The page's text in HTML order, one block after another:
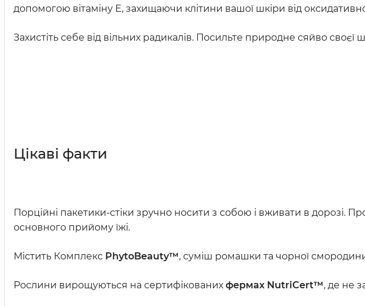
допомогою вітаміну E, захищаючи клітини вашої шкіри від
Захистіть себе від вільних радикалів. Посильте природне сяйво
Цікаві факти
Порційні пакетики-стіки зручно носити з собою і вживати в дорозі.
основного прийому їжі.
Містить Комплекс PhytoBeauty™, суміш ромашки та чорної
Рослини вирощуються на сертифікованих фермах NutriCert™, де не